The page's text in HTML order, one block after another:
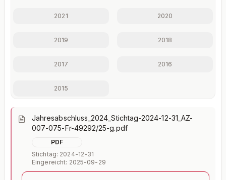
2021 2020
2019 2018
2017 2016
2015
Jahresabschluss_2024_Stichtag-2024-12-31_AZ-
007-075-Fr-49292/25-g.pdf
PDF
Stichtag: 2024-12-31
Eingereicht: 2025-09-29